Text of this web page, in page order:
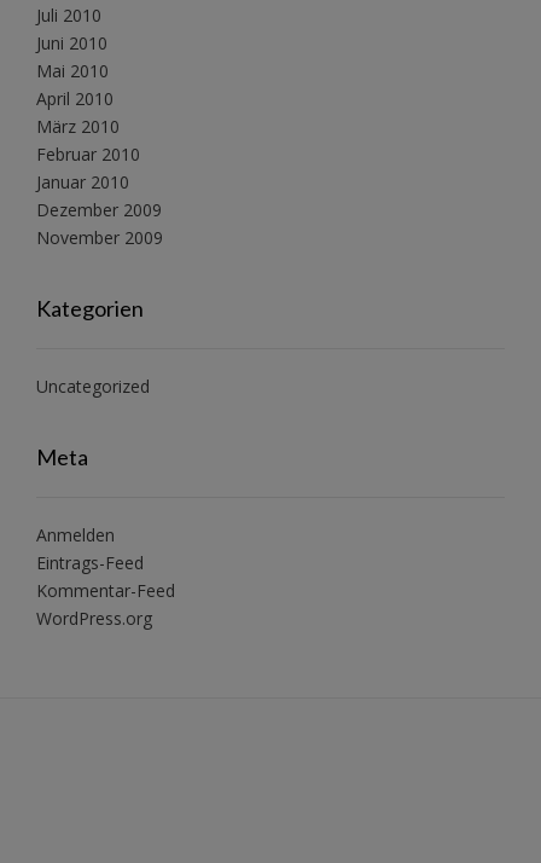
Juli 2010
Juni 2010
Mai 2010
April 2010
März 2010
Februar 2010
Januar 2010
Dezember 2009
November 2009
Kategorien
Uncategorized
Meta
Anmelden
Eintrags-Feed
Kommentar-Feed
WordPress.org